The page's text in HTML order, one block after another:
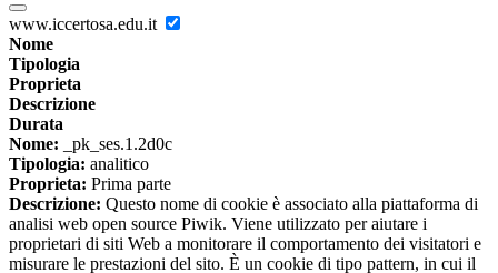
www.iccertosa.edu.it
Nome
Tipologia
Proprieta
Descrizione
Durata
Nome: _pk_ses.1.2d0c
Tipologia: analitico
Proprieta: Prima parte
Descrizione: Questo nome di cookie è associato alla piattaforma di
analisi web open source Piwik. Viene utilizzato per aiutare i
proprietari di siti Web a monitorare il comportamento dei visitatori e
misurare le prestazioni del sito. È un cookie di tipo pattern, in cui il